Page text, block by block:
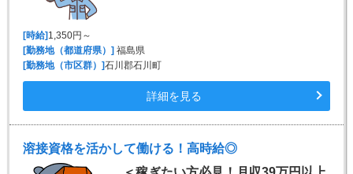
[時給] 1,350円～
[勤務地（都道府県）] 福島県
[勤務地（市区群）]石川郡石川町
詳細を見る
溶接資格を活かして働ける！高時給◎